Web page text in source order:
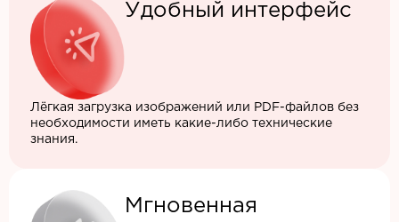
Удобный интерфейс
Лёгкая загрузка изображений или PDF-файлов без
необходимости иметь какие-либо технические
знания.
Мгновенная